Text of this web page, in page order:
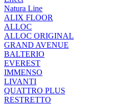
Natura Line
ALIX FLOOR
ALLOC
ALLOC ORIGINAL
GRAND AVENUE
BALTERIO
EVEREST
IMMENSO
LIVANTI
QUATTRO PLUS
RESTRETTO